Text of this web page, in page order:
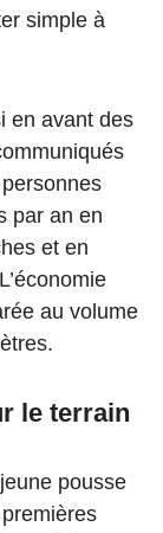
simple à
en avant des
par an en
et en
au volume
le terrain
pousse